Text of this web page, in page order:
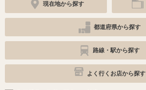
現在地から探す
都道府県から探す
路線・駅から探す
よく行くお店から探す